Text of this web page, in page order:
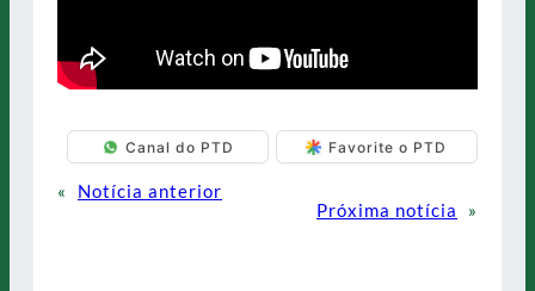
Canal do PTD Favorite o PTD
«
Notícia anterior
Próxima notícia
»